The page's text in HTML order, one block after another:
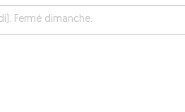
Fermé dimanche.